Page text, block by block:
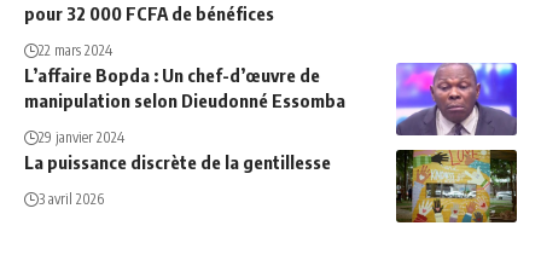
pour 32 000 FCFA de bénéfices
22 mars 2024
L’affaire Bopda : Un chef-d’œuvre de
manipulation selon Dieudonné Essomba
29 janvier 2024
La puissance discrète de la gentillesse
3 avril 2026